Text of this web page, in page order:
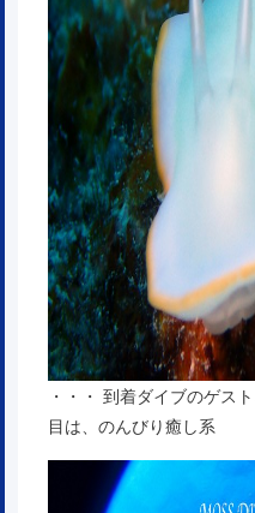
・・・ 到着ダイブのゲス
目は、のんびり癒し系